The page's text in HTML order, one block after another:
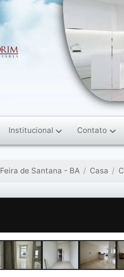
Institucional Contato
Feira de Santana - BA Casa